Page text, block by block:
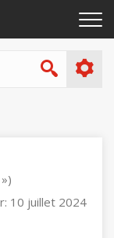
le
10 juillet 2024